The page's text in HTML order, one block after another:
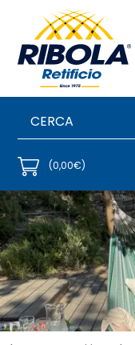
(0,00€)